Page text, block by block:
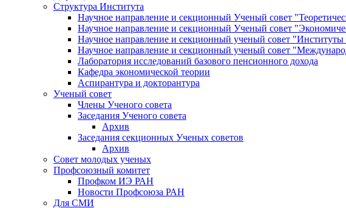
Структура Института
Научное направление и секционный Ученый совет
Научное направление и секционный Ученый совет
Научное направление и секционный ученый совет
Научное направление и секционный ученый совет
Лаборатория исследований базового пенсионного дохода
Кафедра экономической теории
Аспирантура и докторантура
Ученый совет
Члены Ученого совета
Заседания Ученого совета
Архив
Заседания секционных Ученых советов
Архив
Совет молодых ученых
Профсоюзный комитет
Профком ИЭ РАН
Новости Профсоюза РАН
Для СМИ